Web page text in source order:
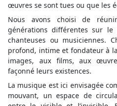
œuvres se sont tues ou que les
Nous avons choisi de
générations différentes sur le
chanteuses ou musiciennes.
profond, intime et fondateur à
images, aux films, aux
façonné leurs existences.
La musique est ici envisagée
mouvant, un espace de